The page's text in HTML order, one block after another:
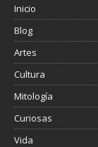
Inicio
Blog
Artes
Cultura
Mitología
Curiosas
Vida